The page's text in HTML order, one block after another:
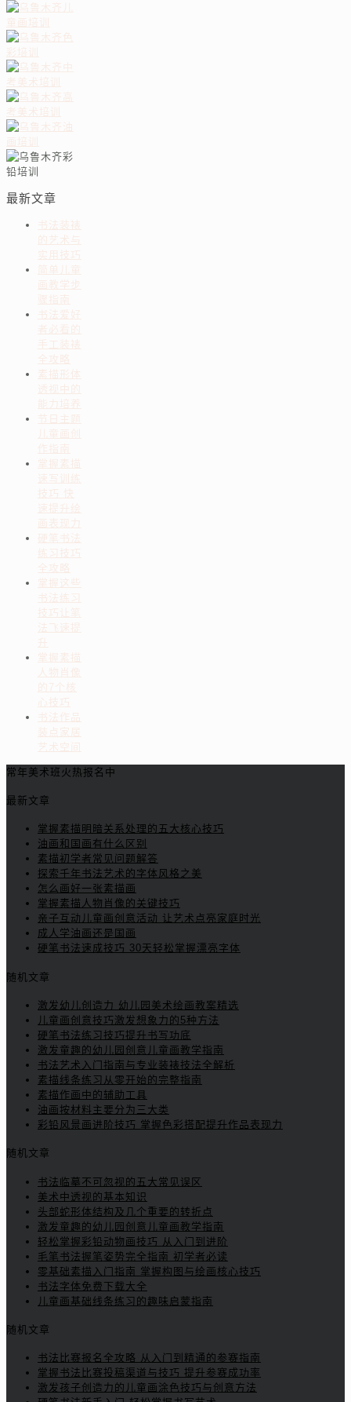
最新文章
书法装裱
的艺术与
实用技巧
简单儿童
画教学步
骤指南
书法爱好
者必看的
手工装裱
全攻略
素描形体
透视中的
能力培养
节日主题
儿童画创
作指南
掌握素描
速写训练
技巧 快
速提升绘
画表现力
硬笔书法
练习技巧
全攻略
掌握这些
书法练习
技巧让笔
法飞速提
掌握素描
人物肖像
的7个核
心技巧
书法作品
装点家居
艺术空间
常年美术班火热报名中
最新文章
掌握素描明暗关系处理的五大核心技巧
油画和国画有什么区别
素描初学者常见问题解答
探索千年书法艺术的字体风格之美
怎么画好一张素描画
掌握素描人物肖像的关键技巧
亲子互动儿童画创意活动 让艺术点亮家庭时光
成人学油画还是国画
硬笔书法速成技巧 30天轻松掌握漂亮字体
随机文章
激发幼儿创造力 幼儿园美术绘画教案精选
儿童画创意技巧激发想象力的5种方法
硬笔书法练习技巧提升书写功底
激发童趣的幼儿园创意儿童画教学指南
书法艺术入门指南与专业装裱技法全解析
素描线条练习从零开始的完整指南
素描作画中的辅助工具
油画按材料主要分为三大类
彩铅风景画进阶技巧 掌握色彩搭配提升作品表现力
随机文章
书法临摹不可忽视的五大常见误区
美术中透视的基本知识
头部蛇形体结构及几个重要的转折点
激发童趣的幼儿园创意儿童画教学指南
轻松掌握彩铅动物画技巧 从入门到进阶
毛笔书法握笔姿势完全指南 初学者必读
零基础素描入门指南 掌握构图与绘画核心技巧
书法字体免费下载大全
儿童画基础线条练习的趣味启蒙指南
随机文章
书法比赛报名全攻略 从入门到精通的参赛指南
掌握书法比赛投稿渠道与技巧 提升参赛成功率
激发孩子创造力的儿童画涂色技巧与创意方法